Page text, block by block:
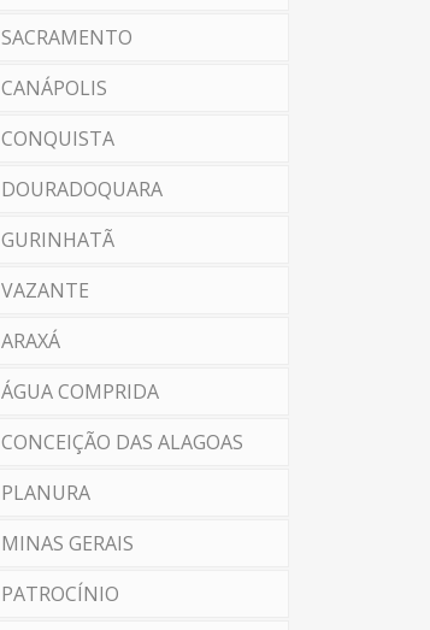
SACRAMENTO
CANÁPOLIS
CONQUISTA
DOURADOQUARA
GURINHATÃ
VAZANTE
ARAXÁ
ÁGUA COMPRIDA
CONCEIÇÃO DAS ALAGOAS
PLANURA
MINAS GERAIS
PATROCÍNIO